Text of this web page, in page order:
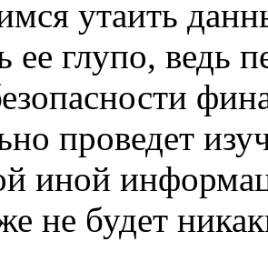
утаить
ее глупо, ведь
проведет
иной
не будет